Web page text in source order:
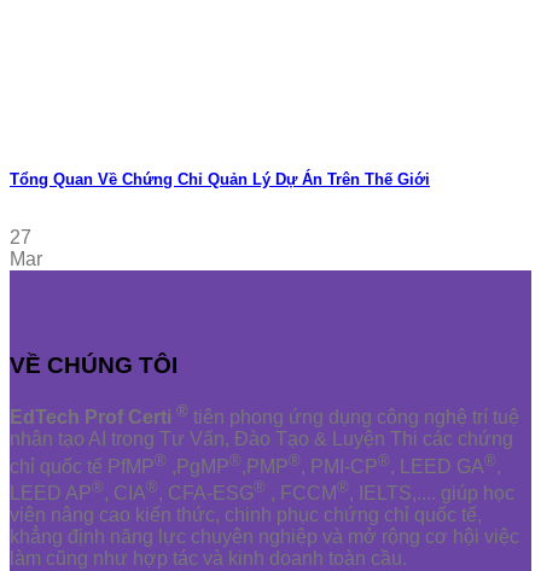
Tổng Quan Về Chứng Chỉ Quản Lý Dự Án Trên Thế Giới
27
Mar
VỀ CHÚNG TÔI
EdTech Prof Certi ® tiên phong ứng dụng công nghệ trí tuệ
nhân tạo AI trong Tư Vấn, Đào Tạo & Luyện Thi các chứng
chỉ quốc tế PfMP® ,PgMP®,PMP®, PMI-CP®, LEED GA®,
LEED AP®, CIA®, CFA-ESG® , FCCM®, IELTS,.... giúp học
viên nâng cao kiến thức, chinh phục chứng chỉ quốc tế,
khẳng định năng lực chuyên nghiệp và mở rộng cơ hội việc
làm cũng như hợp tác và kinh doanh toàn cầu.